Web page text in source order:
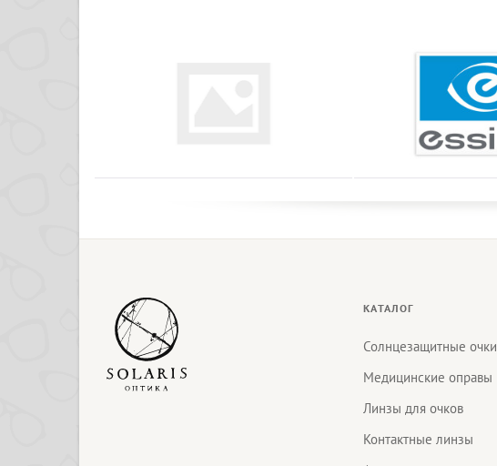
КАТАЛОГ
Солнцезащитные очки
Медицинские оправы
Линзы для очков
Контактные линзы